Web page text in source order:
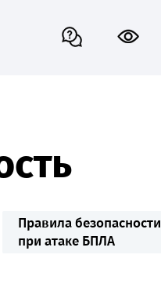
Правила безопасности
при атаке БПЛА